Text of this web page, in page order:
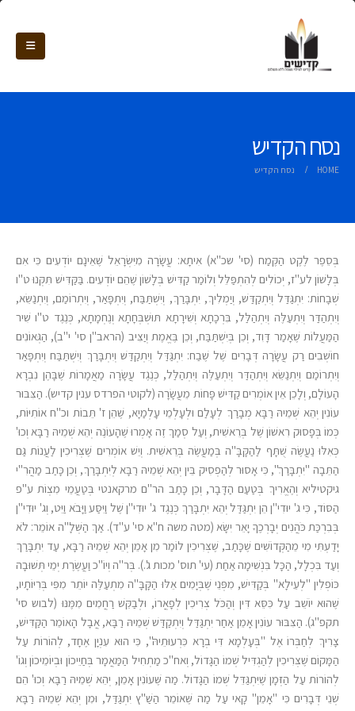
נסח הקדיש
HOME נסח הקדיש
בְּסֵפֶר לֶקֶט הַקֶּמַח (סי' שכ"א) אִיתָא: עֲשָׂרָה מִיִּשְׂרָאֵל שֶׁאֵינָם יוֹדְעִים כִּי אִם
בְּלָשׁוֹן לע"ז, יְכוֹלִים לְהִתְפַּלֵּל וְלוֹמַר קַדִּישׁ בְּלָשׁוֹן שֶׁהֵם יוֹדְעִים. בַּקַּדִּישׁ תִּקְּנוּ ט"ו
שְׁבָחוֹת: יִתְגַּדַּל וְיִתְקַדַּשׁ, וְיַמְלִיךְ, יִתְבָּרַךְ, וְיִשְׁתַּבַּח, וְיִתְפָּאַר, וְיִתְרוֹמַם, וְיִתְנַשֵּׂא,
וְיִתְהַדַּר וְיִתְעַלֶּה וְיִתְהַלַּל, בִּרְכָתָא וְשִׁירָתָא תּוּשְׁבְּחָתָא וְנֶחְמָתָא, כְּנֶגֶד ט"ו שִׁיר
הַמַּעֲלוֹת שֶׁאָמַר דָּוִד, וְכֵן בְּיִשְׁתַּבַּח, וְכֵן בֶּאֱמֶת וְיַצִּיב (הראב"ן סי' י"ב), הַגְּאוֹנִים
חוֹשְׁבִים רַק עֲשָׂרָה דְּבָרִים שֶׁל שֶׁבַח: יִתְגַּדַּל וְיִתְקַדַּשׁ וְיִתְבָּרַךְ וְיִשְׁתַּבַּח וְיִתְפָּאַר
וְיִתְרוֹמַם וְיִתְנַשֵּׂא וְיִתְהַדַּר וְיִתְעַלֶּה וְיִתְהַלַּל, כְּנֶגֶד עֲשָׂרָה מַאֲמָרוֹת שֶׁבָּהֶן נִבְרָא
הָעוֹלָם, וְלָכֵן אֵין אוֹמְרִים קַדִּישׁ פָּחוֹת מֵעֲשָׂרָה (לקוטי הפרדס ענין קדיש). הַצִּבּוּר
עוֹנִין יְהֵא שְׁמֵיהּ רַבָּא מְבָרַךְ לְעָלַם וּלְעָלְמֵי עָלְמַיָא, שֶׁהֵן ז' תֵּבוֹת וכ"ח אוֹתִיּוֹת,
כְּמוֹ בְּפָסוּק רִאשׁוֹן שֶׁל בְּרֵאשִׁית, וְעַל סְמַךְ זֶה אָמְרוּ שֶׁהָעוֹנֶה יְהֵא שְׁמֵיהּ רַבָּא וְכוּ'
כְּאִלּוּ נַעֲשֶׂה שֻׁתָּף לַהַקָּבָּ"ה בְּמַעֲשֶׂה בְּרֵאשִׁית. וְיֵשׁ אוֹמְרִים שֶׁצְּרִיכִין לַעֲנוֹת גַּם
הַתֵּבָה "יִתְבָּרַךְ", כִּי אָסוּר לְהַפְסִיק בֵּין יְהֵא שְׁמֵיהּ רַבָּא לְיִתְבָּרַךְ, וְכֵן כָּתַב מַהֲרִ"י
גיקטיליא וְהֶאֱרִיךְ בְּטַעַם הַדָּבָר, וְכֵן כָּתַב הר"ם מרקאנטי בְּטַעֲמֵי מִצְוֹת ע"פ
הַסּוֹד, כִּי ג' יוּדִי"ן הֵן יִתְגַּדַּל יְהֵא יִתְבָּרַךְ כְּנֶגֶד ג' יוּדִי"ן שֶׁל וַיִּסַּע וַיָּבֹא וַיֵּט, וְג' יוּדִי"ן
בְּבִרְכַּת כֹּהֲנִים יְבָרְכֶךָ יָאֵר יִשָּׂא (מטה משה ח"א סי' ע"ד). אַךְ הַשְּׁלָ"ה אוֹמֵר: לֹא
יָדַעְתִּי מִי מֵהַקְּדוֹשִׁים שֶׁכָּתַב, שֶׁצְּרִיכִין לוֹמַר מִן אָמֵן יְהֵא שְׁמֵיהּ רַבָּא, עַד יִתְבָּרַךְ
וְעַד בִּכְלָל, הַכָּל בִּנְשִׁימָה אַחַת (עי' תוס' מכות ג'.). בְּר"ה וְיוֹ"כ וַעֲשֶׂרֶת יְמֵי תְּשׁוּבָה
כּוֹפְלִין "לְעֵילָא" בְּקַדִּישׁ, מִפְּנֵי שֶׁבְּיָמִים אֵלּוּ הַקָּבָּ"ה מִתְעַלֶּה יוֹתֵר מִפִּי בְּרִיּוֹתָיו,
שֶׁהוּא יוֹשֵׁב עַל כִּסֵּא דִּין וְהַכֹּל צְרִיכִין לְפָאֳרוֹ, וּלְבַקֵּשׁ רַחֲמִים מִמֶּנּוּ (לבוש סי'
תקפ"ג). הַצִּבּוּר עוֹנִין אָמֵן אַחַר יִתְגַּדַּל וְיִתְקַדַּשׁ שְׁמֵיהּ רַבָּא, אֲבָל הָאוֹמֵר הַקַּדִּישׁ,
צָרִיךְ לְחַבְּרוֹ אֶל "בְּעָלְמָא דִּי בְרָא כִּרְעוּתֵיהּ", כִּי הוּא עִנְיָן אֶחָד, לְהוֹרוֹת עַל
הַמָּקוֹם שֶׁצְּרִיכִין לְהַגְדִּיל שְׁמוֹ הַגָּדוֹל, וְאח"כ מַתְחִיל הַמַּאֲמָר בְּחַיֵיכוֹן וּבְיוֹמֵיכוֹן וְגוֹ'
לְהוֹרוֹת עַל הַזְּמָן שֶׁיִּתְגַּדֵּל שְׁמוֹ הַגָּדוֹל. מַה שֶּׁעוֹנִין אָמֵן, יְהֵא שְׁמֵיהּ רַבָּא וְכוּ' הֵם
שְׁנֵי דְּבָרִים כִּי "אָמֵן" קָאי עַל מַה שֶּׁאוֹמֵר הַשַׁ"ץ יִתְגַּדַּל, וּמִן יְהֵא שְׁמֵיהּ רַבָּא